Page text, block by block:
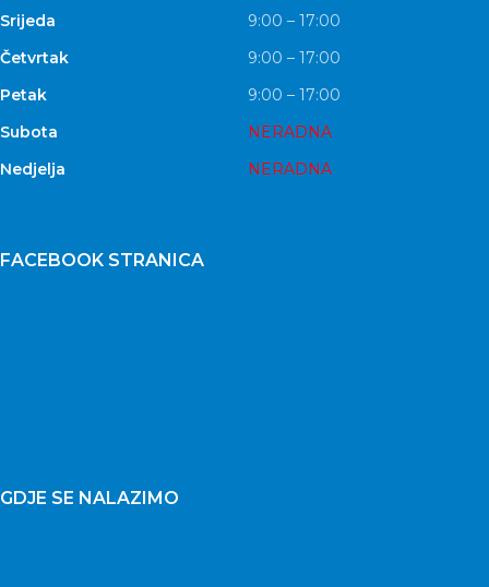
Srijeda
9:00 – 17:00
Četvrtak
9:00 – 17:00
Petak
9:00 – 17:00
Subota
NERADNA
Nedjelja
NERADNA
FACEBOOK STRANICA
GDJE SE NALAZIMO